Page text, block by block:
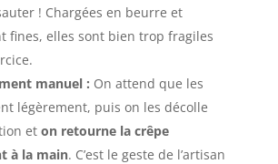
! Chargées en beurre et
fines, elles sont bien trop fragiles
manuel : On attend que les
légèrement, puis on les décolle
et on retourne la crêpe
à la main. C’est le geste de l’artisan